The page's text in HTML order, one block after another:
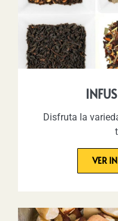
Disfruta la
VER